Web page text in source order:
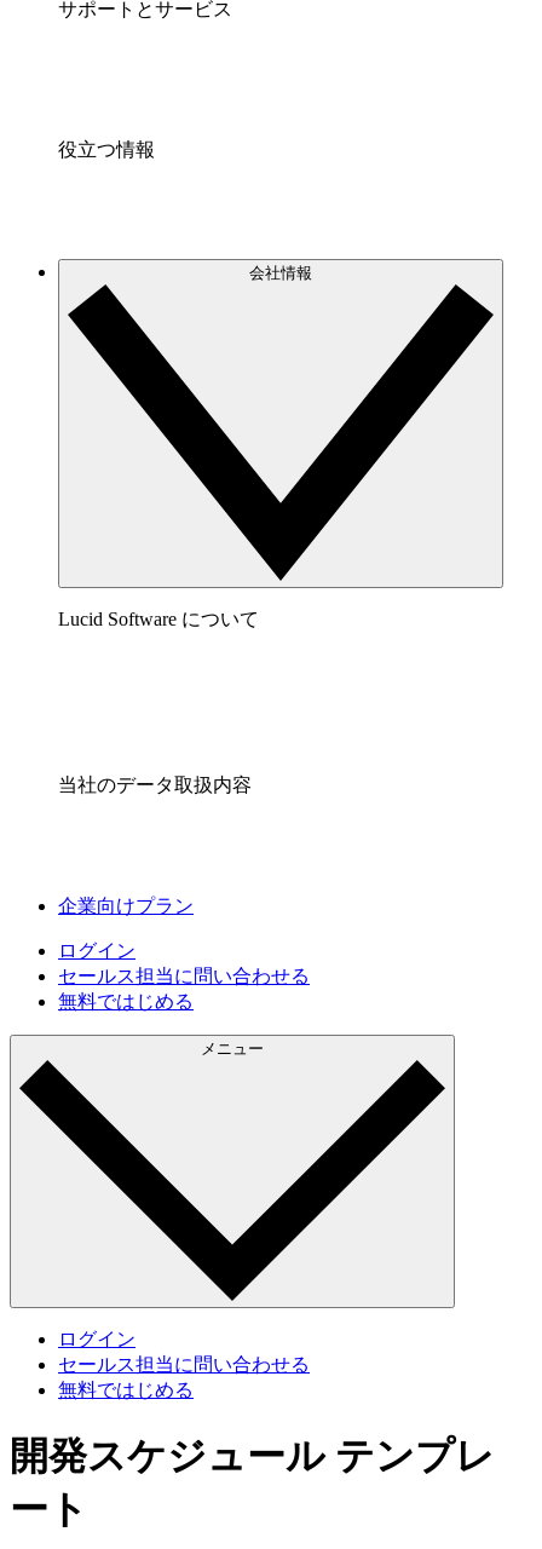
サポートとサービス
役立つ情報
会社情報
Lucid Software について
当社のデータ取扱内容
企業向けプラン
ログイン
セールス担当に問い合わせる
無料ではじめる
メニュー
ログイン
セールス担当に問い合わせる
無料ではじめる
開発スケジュール テンプレ
ート